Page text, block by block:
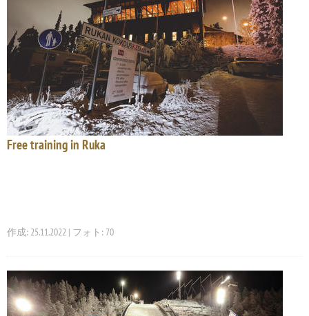
Free training in Ruka
作成: 25.11.2022 | フォト: 70